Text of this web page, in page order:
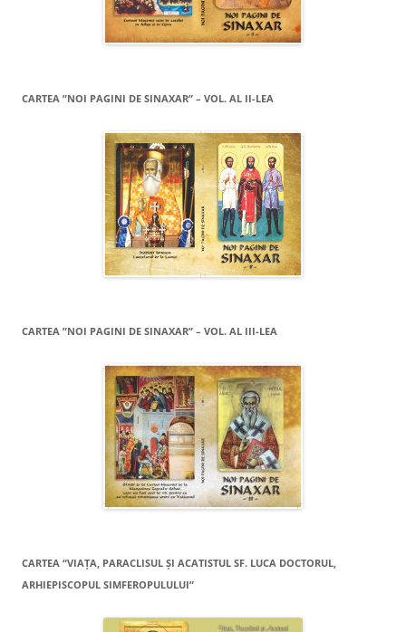
CARTEA ”NOI PAGINI DE SINAXAR” – VOL. AL II-LEA
CARTEA ”NOI PAGINI DE SINAXAR” – VOL. AL III-LEA
CARTEA “VIAŢA, PARACLISUL ŞI ACATISTUL SF. LUCA DOCTORUL,
ARHIEPISCOPUL SIMFEROPULULUI”